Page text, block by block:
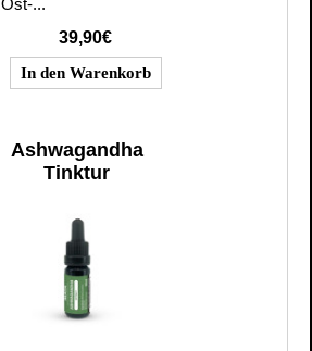
Ost-...
39,90€
Ashwagandha
Tinktur